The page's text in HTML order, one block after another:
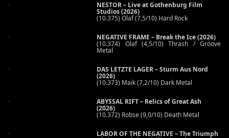
NESTOR – Live at Gothenburg Film
Studios (2026)
(10.375) Olaf (7,5/10) Hard Rock
NEGATIVE FRAME – Break the Ice (2026)
(10.374) Olaf (4,5/10) Thrash / Groove
Metal
DAS LETZTE LAGER – Sturm Aus Nord
(2026)
(10.373) Maik (7,2/10) Dark Metal
ABYSSAL RIFT – Relics of Great Ash
(2026)
(10.372) Robse (9,0/10) Death Metal
LABOR OF THE NEGATIVE – The Triumph